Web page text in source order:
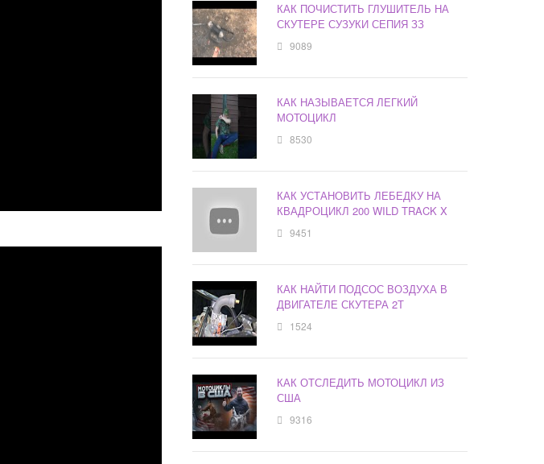
КАК ПОЧИСТИТЬ ГЛУШИТЕЛЬ НА
СКУТЕРЕ СУЗУКИ СЕПИЯ ЗЗ
9089
КАК НАЗЫВАЕТСЯ ЛЕГКИЙ
МОТОЦИКЛ
8530
КАК УСТАНОВИТЬ ЛЕБЕДКУ НА
КВАДРОЦИКЛ 200 WILD TRACK X
9451
КАК НАЙТИ ПОДСОС ВОЗДУХА В
ДВИГАТЕЛЕ СКУТЕРА 2Т
1524
КАК ОТСЛЕДИТЬ МОТОЦИКЛ ИЗ
США
9316